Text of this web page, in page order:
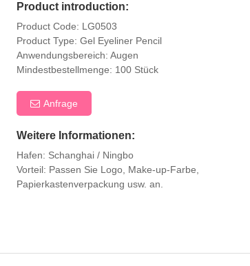
Product introduction:
Product Code: LG0503
Product Type: Gel Eyeliner Pencil
Anwendungsbereich: Augen
Mindestbestellmenge: 100 Stück
Anfrage
Weitere Informationen:
Hafen: Schanghai / Ningbo
Vorteil: Passen Sie Logo, Make-up-Farbe,
Papierkastenverpackung usw. an.